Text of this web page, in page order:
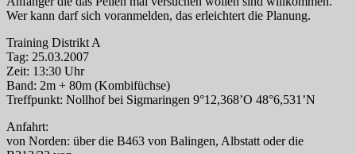
Wer kann darf sich voranmelden, das erleichtert die Planung.
Training Distrikt A
Tag: 25.03.2007
Zeit: 13:30 Uhr
Band: 2m + 80m (Kombifüchse)
Treffpunkt: Nollhof bei Sigmaringen 9°12,368’O 48°6,531’N
Anfahrt:
von Norden: über die B463 von Balingen, Albstatt oder die